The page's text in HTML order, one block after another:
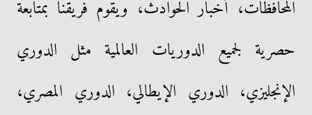
المحافظات، أخبار الحوادث، ويقوم فريقنا بمتابعة
حصرية لجميع الدوريات العالمية مثل الدوري
الإنجليزي، الدوري الإيطالي، الدوري المصري،